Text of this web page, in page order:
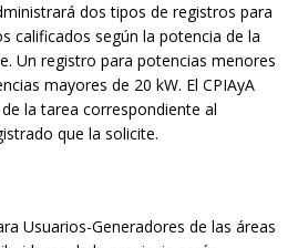
dos tipos de registros para
calificados según la potencia de la
Un registro para potencias menores
mayores de 20 kW. El CPIAyA
la tarea correspondiente al
que la solicite.
Usuarios-Generadores de las áreas